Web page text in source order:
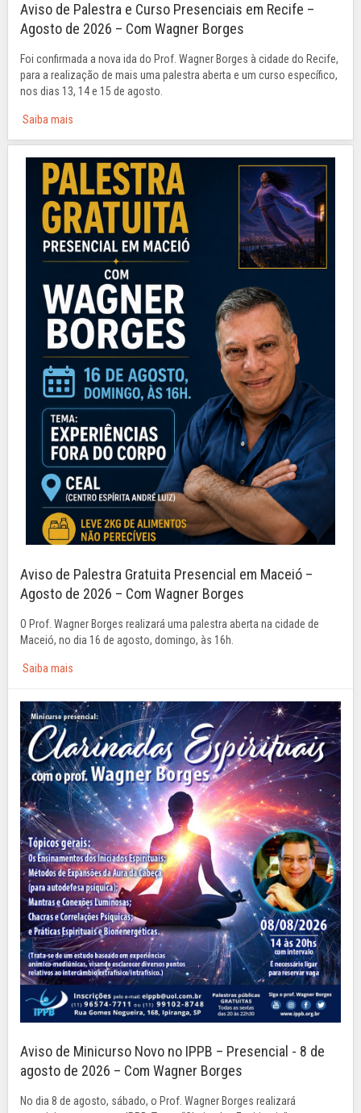
Aviso de Palestra e Curso Presenciais em Recife –
Agosto de 2026 – Com Wagner Borges
Foi confirmada a nova ida do Prof. Wagner Borges à cidade do Recife,
para a realização de mais uma palestra aberta e um curso específico,
nos dias 13, 14 e 15 de agosto.
Saiba mais
Aviso de Palestra Gratuita Presencial em Maceió –
Agosto de 2026 – Com Wagner Borges
O Prof. Wagner Borges realizará uma palestra aberta na cidade de
Maceió, no dia 16 de agosto, domingo, às 16h.
Saiba mais
Aviso de Minicurso Novo no IPPB – Presencial - 8 de
agosto de 2026 – Com Wagner Borges
No dia 8 de agosto, sábado, o Prof. Wagner Borges realizará